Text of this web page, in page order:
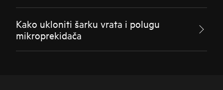
Kako ukloniti šarku vrata i polugu
mikroprekidača